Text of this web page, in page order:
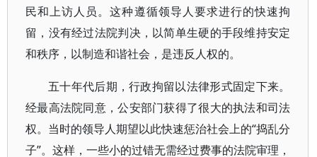
民和上访人员。这种遵循领导人要求进行的快速拘
留，没有经过法院判决，以简单生硬的手段维持安定
和秩序，以制造和谐社会，是违反人权的。
五十年代后期，行政拘留以法律形式固定下来。
经最高法院同意，公安部门获得了很大的执法和司法
权。当时的领导人期望以此快速惩治社会上的“捣乱分
子”。这样，一些小的过错无需经过费事的法院审理，